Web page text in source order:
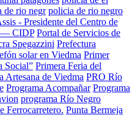
de rio negr policia de rio negro
- Presidente del Centro de
— CIDP Portal de Servicios de
Spegazzini Prefectura
solar en Viedma Primer
Social” Primera Feria del
Artesana de Viedma PRO Río
Programa Acompañar Programa
programa Río Negro
Ferrocarretero. Punta Bermeja